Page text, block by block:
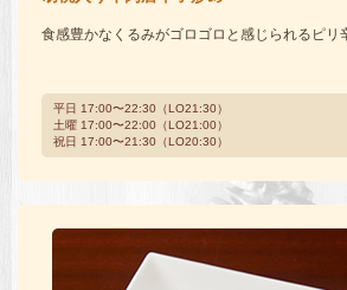
食感豊かなくるみがゴロゴロと感じられるピリ
平日 17:00〜22:30（LO21:30）
土曜 17:00〜22:00（LO21:00）
祝日 17:00〜21:30（LO20:30）